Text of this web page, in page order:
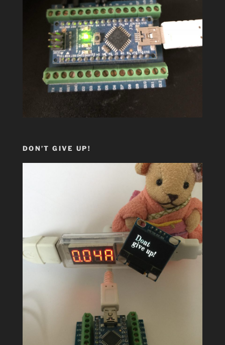
DON’T GIVE UP!